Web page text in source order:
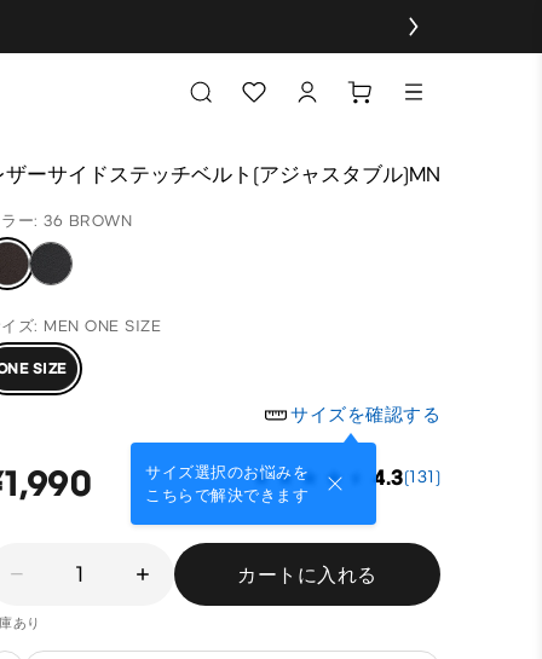
ザーサイドステッチベルト(アジャスタブル)MN
ー: 36 BROWN
ズ: MEN ONE SIZE
SIZE
サイズを確認する
サイズ選択のお悩みを
こちらで解決できます
4.3(131)
1 カートに入れる
あり